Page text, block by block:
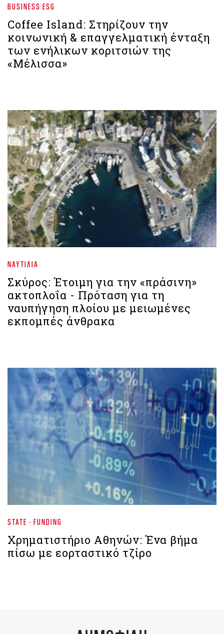
BUSINESS ESG
Coffee Island: Στηρίζουν την
κοινωνική & επαγγελματική ένταξη
των ενήλικων κοριτσιών της
«Μέλισσα»
ΝΑΥΤΙΛΊΑ
Σκύρος: Έτοιμη για την «πράσινη»
ακτοπλοΐα - Πρόταση για τη
ναυπήγηση πλοίου με μειωμένες
εκπομπές άνθρακα
STATE - FUNDING
Χρηματιστήριο Αθηνών: Ένα βήμα
πίσω με εορταστικό τζίρο